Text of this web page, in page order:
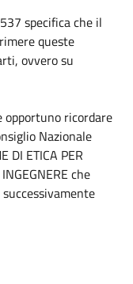
specifica che il
queste
ovvero su
opportuno ricordare
Nazionale
DI ETICA PER
che